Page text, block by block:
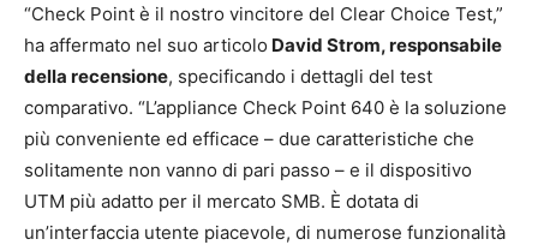
“Check Point è il nostro vincitore del Clear Choice Test,”
ha affermato nel suo articolo David Strom, responsabile
della recensione, specificando i dettagli del test
comparativo. “L’appliance Check Point 640 è la soluzione
più conveniente ed efficace – due caratteristiche che
solitamente non vanno di pari passo – e il dispositivo
UTM più adatto per il mercato SMB. È dotata di
un’interfaccia utente piacevole, di numerose funzionalità